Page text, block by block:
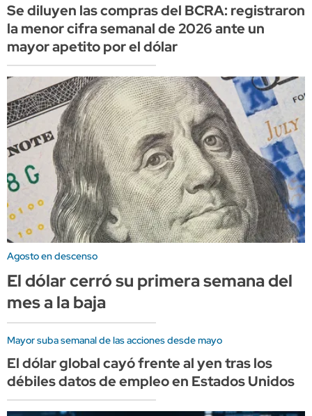
Se diluyen las compras del BCRA: registraron
la menor cifra semanal de 2026 ante un
mayor apetito por el dólar
Agosto en descenso
El dólar cerró su primera semana del
mes a la baja
Mayor suba semanal de las acciones desde mayo
El dólar global cayó frente al yen tras los
débiles datos de empleo en Estados Unidos